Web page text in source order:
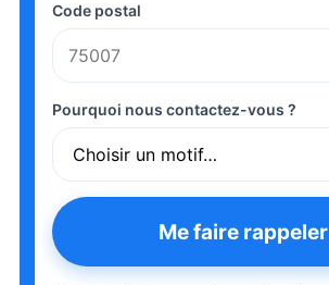
Code postal
Pourquoi nous contactez-vous ?
Me faire rappeler